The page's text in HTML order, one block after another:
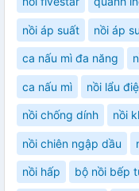
nồi áp suất nồi áp
ca nấu mì đa năng
ca nấu mì nồi lẩu
nồi chống dính nồi
nồi chiên ngập dầu
nồi hấp bộ nồi bếp